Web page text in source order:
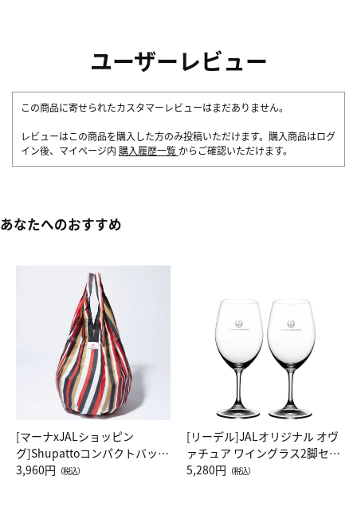
ユーザーレビュー
この商品に寄せられたカスタマーレビューはまだありません。
レビューはこの商品を購入した方のみ投稿いただけます。購入商品はログ
イン後、マイページ内 購入履歴一覧 からご確認いただけます。
あなたへのおすすめ
[マーナxJALショッピン
グ]Shupattoコンパクトバッグ
Drop JAL客室乗務員（LC）ス
3,960円 （税込）
[リーデル]JALオリジナル オヴ
ァチュア ワイングラス2脚セッ
ト（レッドワイン）
5,280円 （税込）